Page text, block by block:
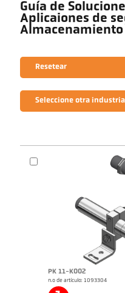
Guía de
Aplicaiones de
Resetear
Seleccione otra industria
PK 11-K002
n.o de artículo: 1093304